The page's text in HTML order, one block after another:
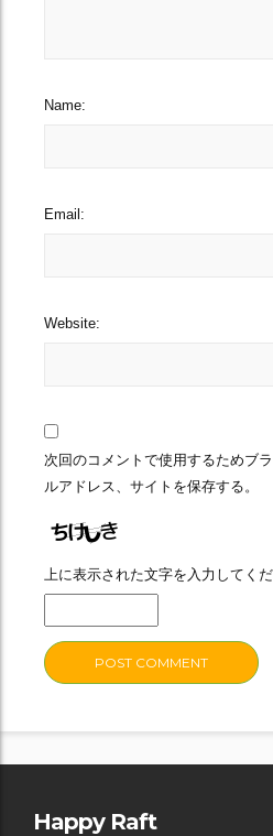
Name:
Email:
Website:
次回のコメントで使用するためブ
ルアドレス、サイトを保存する。
上に表示された文字を入力してくだ
Happy Raft